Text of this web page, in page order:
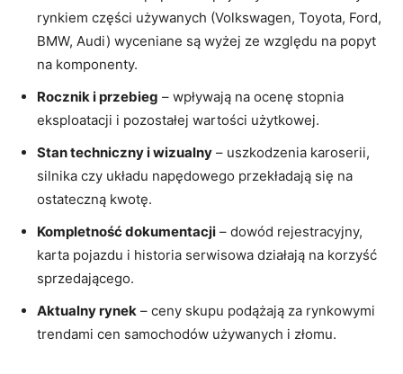
rynkiem części używanych (Volkswagen, Toyota, Ford,
BMW, Audi) wyceniane są wyżej ze względu na popyt
na komponenty.
Rocznik i przebieg – wpływają na ocenę stopnia
eksploatacji i pozostałej wartości użytkowej.
Stan techniczny i wizualny – uszkodzenia karoserii,
silnika czy układu napędowego przekładają się na
ostateczną kwotę.
Kompletność dokumentacji – dowód rejestracyjny,
karta pojazdu i historia serwisowa działają na korzyść
sprzedającego.
Aktualny rynek – ceny skupu podążają za rynkowymi
trendami cen samochodów używanych i złomu.